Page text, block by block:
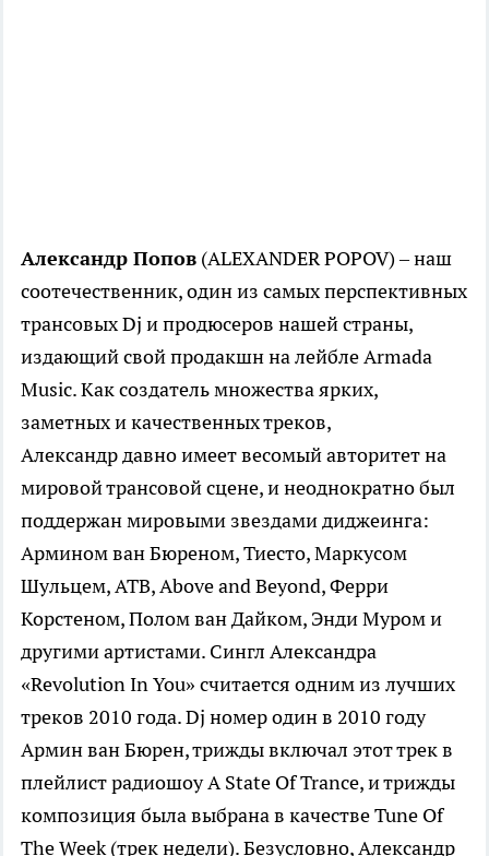
Александр Попов (ALEXANDER POPOV) – наш
соотечественник, один из самых перспективных
трансовых Dj и продюсеров нашей страны,
издающий свой продакшн на лейбле Armada
Music. Как создатель множества ярких,
заметных и качественных треков,
Александр давно имеет весомый авторитет на
мировой трансовой сцене, и неоднократно был
поддержан мировыми звездами диджеинга:
Армином ван Бюреном, Тиесто, Маркусом
Шульцем, ATB, Above and Beyond, Ферри
Корстеном, Полом ван Дайком, Энди Муром и
другими артистами. Сингл Александра
«Revolution In You» считается одним из лучших
треков 2010 года. Dj номер один в 2010 году
Армин ван Бюрен, трижды включал этот трек в
плейлист радиошоу A State Of Trance, и трижды
композиция была выбрана в качестве Tune Of
The Week (трек недели). Безусловно, Александр